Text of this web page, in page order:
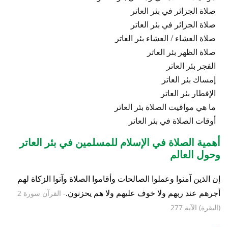
صلاة الجزائر في بئر العاتر
صلاة الجزائر في بئر العاتر
صلاة العشاء / العشاء بئر العاتر
صلاة الظهر بئر العاتر
الفجر بئر العاتر
إمساك بئر العاتر
الإفطار بئر العاتر
ما هي مواقيت الصلاة بئر العاتر
أوقات الصلاة في بئر العاتر
أهمية الصلاة في الإسلام للمسلمين في بئر العاتر
وحول العالم
إن الذين آمنوا وعملوا الصالحات وأقاموا الصلاة وآتوا الزكاة لهم
أجرهم عند ربهم ولا خوف عليهم ولا هم يحزنون.
- القرآن سورة 2
(البقرة) الآية 277